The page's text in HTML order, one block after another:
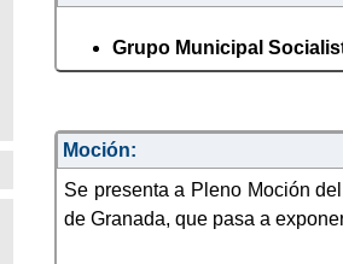
Grupo Municipal
Moción:
Se presenta a Pleno Moción
de Granada, que pasa a